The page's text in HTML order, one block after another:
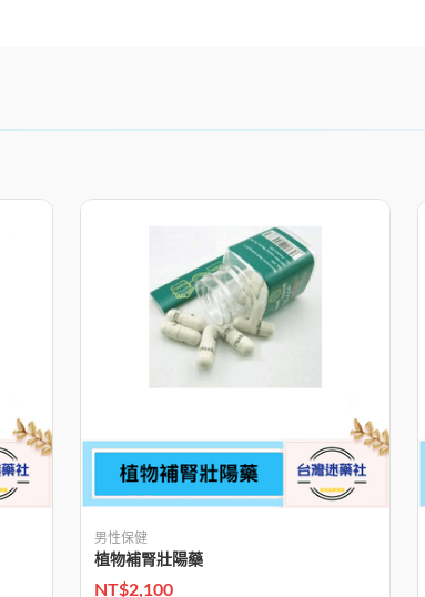
男性保健
植物補腎壯陽藥
NT$2,100